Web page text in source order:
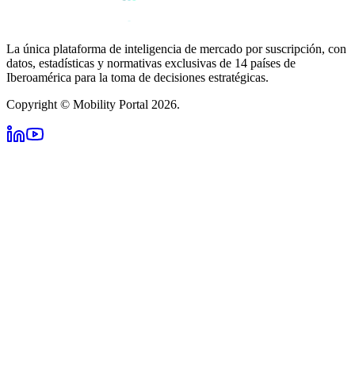
La única plataforma de inteligencia de mercado por suscripción, con
datos, estadísticas y normativas exclusivas de 14 países de
Iberoamérica para la toma de decisiones estratégicas.
Copyright © Mobility Portal 2026.